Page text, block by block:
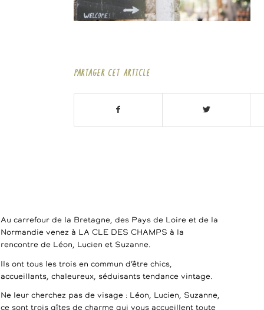
PARTAGER CET ARTICLE
Au carrefour de la Bretagne, des Pays de Loire et de la
Normandie venez à LA CLE DES CHAMPS à la
rencontre de Léon, Lucien et Suzanne.
Ils ont tous les trois en commun d’être chics,
accueillants, chaleureux, séduisants tendance vintage.
Ne leur cherchez pas de visage : Léon, Lucien, Suzanne,
ce sont trois gîtes de charme qui vous accueillent toute